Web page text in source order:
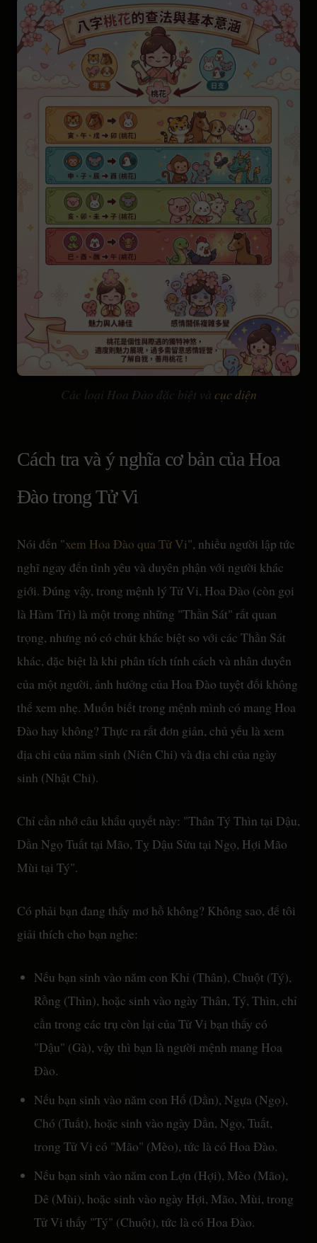
Các loại Hoa Đào đặc biệt và cục diện
Cách tra và ý nghĩa cơ bản của Hoa
Đào trong Tử Vi
Nói đến "xem Hoa Đào qua Tử Vi", nhiều người lập tức
nghĩ ngay đến tình yêu và duyên phận với người khác
giới. Đúng vậy, trong mệnh lý Tử Vi, Hoa Đào (còn gọi
là Hàm Trì) là một trong những "Thần Sát" rất quan
trọng, nhưng nó có chút khác biệt so với các Thần Sát
khác, đặc biệt là khi phân tích tính cách và nhân duyên
của một người, ảnh hưởng của Hoa Đào tuyệt đối không
thể xem nhẹ. Muốn biết trong mệnh mình có mang Hoa
Đào hay không? Thực ra rất đơn giản, chủ yếu là xem
địa chi của năm sinh (Niên Chi) và địa chi của ngày
sinh (Nhật Chi).
Chỉ cần nhớ câu khẩu quyết này: "Thân Tý Thìn tại Dậu,
Dần Ngọ Tuất tại Mão, Tỵ Dậu Sửu tại Ngọ, Hợi Mão
Mùi tại Tý".
Có phải bạn đang thấy mơ hồ không? Không sao, để tôi
giải thích cho bạn nghe:
Nếu bạn sinh vào năm con Khỉ (Thân), Chuột (Tý),
Rồng (Thìn), hoặc sinh vào ngày Thân, Tý, Thìn, chỉ
cần trong các trụ còn lại của Tử Vi bạn thấy có
"Dậu" (Gà), vậy thì bạn là người mệnh mang Hoa
Đào.
Nếu bạn sinh vào năm con Hổ (Dần), Ngựa (Ngọ),
Chó (Tuất), hoặc sinh vào ngày Dần, Ngọ, Tuất,
trong Tử Vi có "Mão" (Mèo), tức là có Hoa Đào.
Nếu bạn sinh vào năm con Lợn (Hợi), Mèo (Mão),
Dê (Mùi), hoặc sinh vào ngày Hợi, Mão, Mùi, trong
Tử Vi thấy "Tý" (Chuột), tức là có Hoa Đào.